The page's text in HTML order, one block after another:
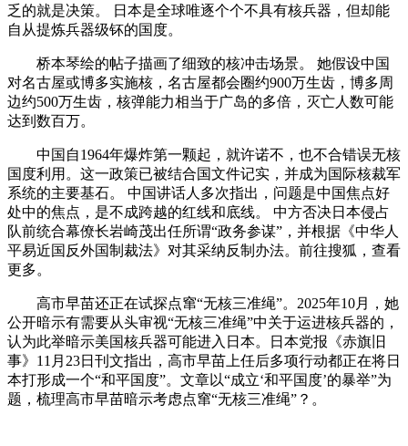
乏的就是决策。 日本是全球唯逐个个不具有核兵器，但却能
自从提炼兵器级钚的国度。
桥本琴绘的帖子描画了细致的核冲击场景。 她假设中国
对名古屋或博多实施核，名古屋都会圈约900万生齿，博多周
边约500万生齿，核弹能力相当于广岛的多倍，灭亡人数可能
达到数百万。
中国自1964年爆炸第一颗起，就许诺不，也不合错误无核
国度利用。这一政策已被结合国文件记实，并成为国际核裁军
系统的主要基石。 中国讲话人多次指出，问题是中国焦点好
处中的焦点，是不成跨越的红线和底线。 中方否决日本侵占
队前统合幕僚长岩崎茂出任所谓“政务参谋”，并根据《中华人
平易近国反外国制裁法》对其采纳反制办法。前往搜狐，查看
更多。
高市早苗还正在试探点窜“无核三准绳”。2025年10月，她
公开暗示有需要从头审视“无核三准绳”中关于运进核兵器的，
认为此举暗示美国核兵器可能进入日本。日本党报《赤旗旧
事》11月23日刊文指出，高市早苗上任后多项行动都正在将日
本打形成一个“和平国度”。文章以“成立‘和平国度’的暴举”为
题，梳理高市早苗暗示考虑点窜“无核三准绳”？。